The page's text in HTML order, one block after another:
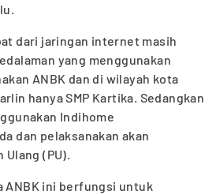
dari jaringan internet masih
yang menggunakan
ANBK dan di wilayah kota
hanya SMP Kartika. Sedangkan
Indihome
dan pelaksanakan akan
(PU).
ANBK ini berfungsi untuk